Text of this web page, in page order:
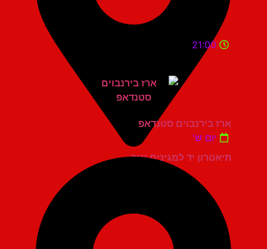
תיאטרון יד למגינים יגור
21:00
ארז בירנבוים סטנדאפ
יום ש'